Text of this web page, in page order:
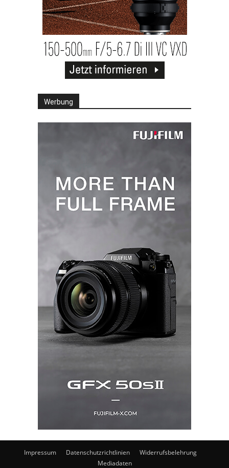
Werbung
Impressum Datenschutzrichtlinien
Widerrufsbelehrung
Mediadaten